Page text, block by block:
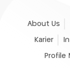
About Us
Karier
Profile